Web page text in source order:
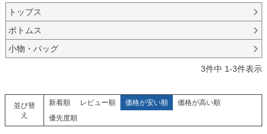
トップス
ボトムス
小物・バッグ
3件中 1-3件表示
並び替
え
新着順 レビュー順 価格が安い順
価格が高い順
優先度順